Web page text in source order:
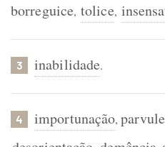
borreguice, tolice,
3 inabilidade.
4 importunação,